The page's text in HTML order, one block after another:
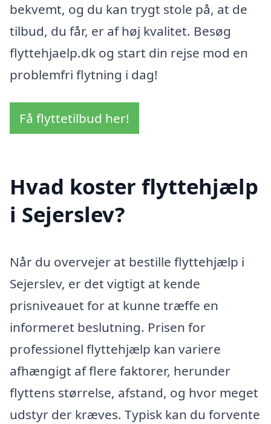
bekvemt, og du kan trygt stole på, at de
tilbud, du får, er af høj kvalitet. Besøg
flyttehjaelp.dk og start din rejse mod en
problemfri flytning i dag!
Få flyttetilbud her!
Hvad koster flyttehjælp
i Sejerslev?
Når du overvejer at bestille flyttehjælp i
Sejerslev, er det vigtigt at kende
prisniveauet for at kunne træffe en
informeret beslutning. Prisen for
professionel flyttehjælp kan variere
afhængigt af flere faktorer, herunder
flyttens størrelse, afstand, og hvor meget
udstyr der kræves. Typisk kan du forvente